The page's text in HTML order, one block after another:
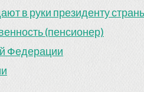
в руки президенту
(пенсионер)
Федерации